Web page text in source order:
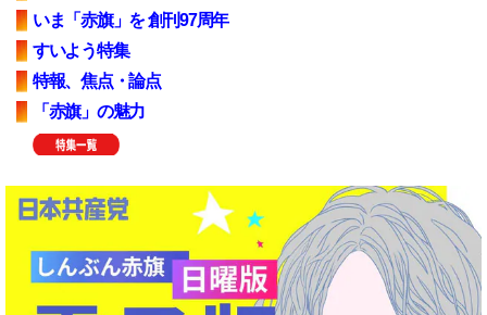
いま「赤旗」を 創刊97周年
すいよう特集
特報、焦点・論点
「赤旗」の魅力